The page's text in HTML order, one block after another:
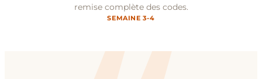
remise complète des codes.
SEMAINE 3-4